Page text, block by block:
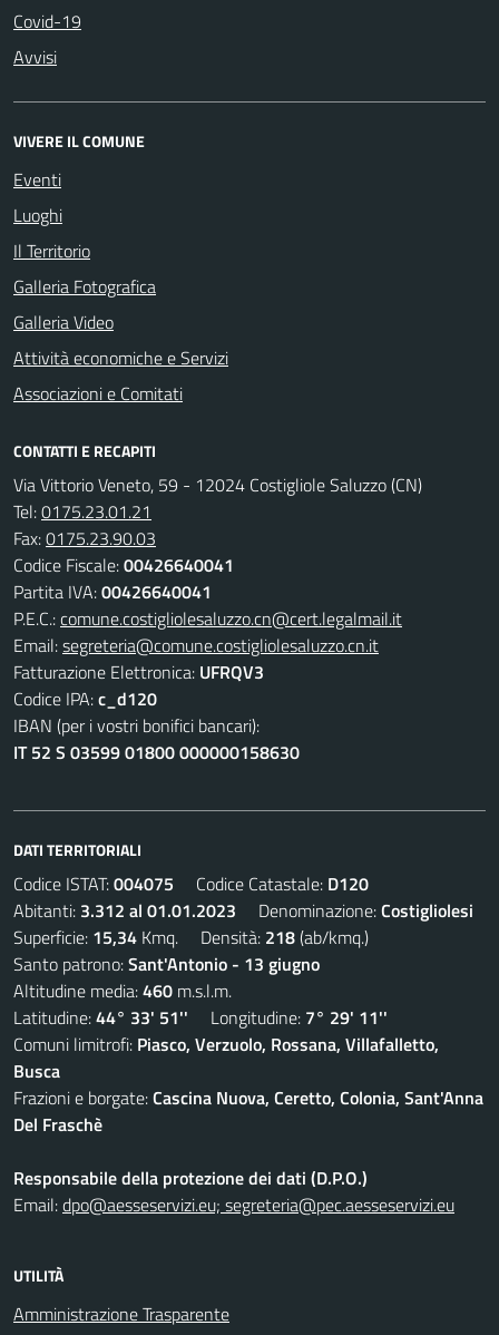
Covid-19
Avvisi
VIVERE IL COMUNE
Eventi
Luoghi
Il Territorio
Galleria Fotografica
Galleria Video
Attività economiche e Servizi
Associazioni e Comitati
CONTATTI E RECAPITI
Via Vittorio Veneto, 59 - 12024 Costigliole Saluzzo (CN)
Tel:0175.23.01.21
Fax:0175.23.90.03
Codice Fiscale:00426640041
Partita IVA:00426640041
P.E.C.:comune.costigliolesaluzzo.cn@cert.legalmail.it
Email:segreteria@comune.costigliolesaluzzo.cn.it
Fatturazione Elettronica: UFRQV3
Codice IPA:c_d120
IBAN (per i vostri bonifici bancari):
IT 52 S 03599 01800 000000158630
DATI TERRITORIALI
Codice ISTAT:004075 Codice Catastale: D120
Abitanti: 3.312 al 01.01.2023 Denominazione:Costigliolesi
Superficie: 15,34 Kmq. Densità: 218(ab/kmq.)
Santo patrono:Sant'Antonio - 13 giugno
Altitudine media:460 m.s.l.m.
Latitudine:44° 33' 51'' Longitudine: 7° 29' 11''
Comuni limitrofi: Piasco, Verzuolo, Rossana, Villafalletto,
Busca
Frazioni e borgate:Cascina Nuova, Ceretto, Colonia, Sant'Anna
Del Fraschè
Responsabile della protezione dei dati (D.P.O.)
Email:dpo@aesseservizi.eu; segreteria@pec.aesseservizi.eu
UTILITÀ
Amministrazione Trasparente